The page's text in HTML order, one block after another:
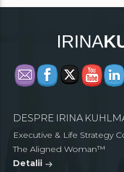
DESPRE IRINA
Executive & Life Strategy
The Aligned Woman™
Detalii